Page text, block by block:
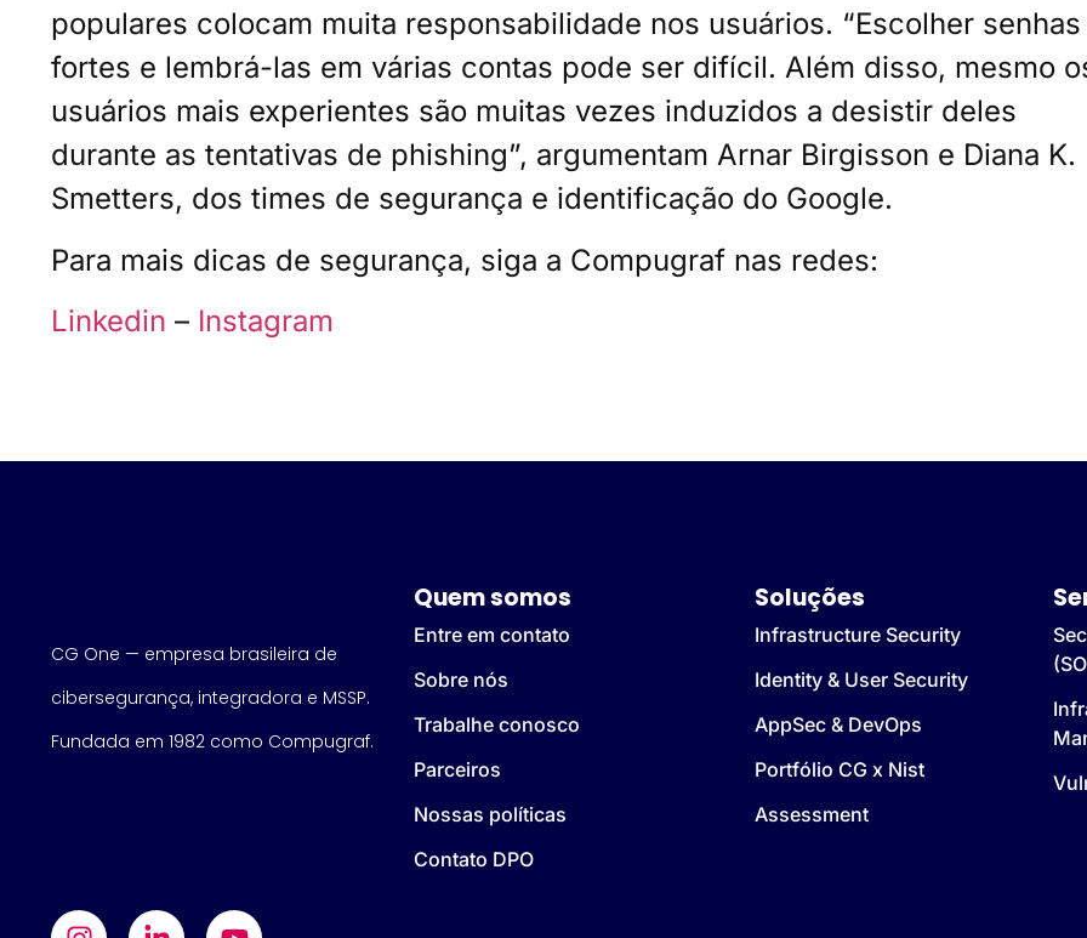
populares colocam muita responsabilidade nos usuários. “Escolher senhas
fortes e lembrá-las em várias contas pode ser difícil. Além disso, mesmo
usuários mais experientes são muitas vezes induzidos a desistir deles
durante as tentativas de phishing”, argumentam Arnar Birgisson e Diana K.
Smetters, dos times de segurança e identificação do Google.
Para mais dicas de segurança, siga a Compugraf nas redes:
Linkedin – Instagram
CG One — empresa brasileira de
cibersegurança, integradora e MSSP.
Fundada em 1982 como Compugraf.
Quem somos
Entre em contato
Sobre nós
Trabalhe conosco
Parceiros
Nossas políticas
Contato DPO
Soluções
Infrastructure Security
Identity & User Security
AppSec & DevOps
Portfólio CG x Nist
Assessment